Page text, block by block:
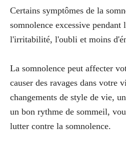
Certains symptômes de la
somnolence excessive
l'irritabilité, l'oubli et moins
La somnolence peut affecter
causer des ravages dans votre
changements de style de vie,
un bon rythme de sommeil,
lutter contre la somnolence.